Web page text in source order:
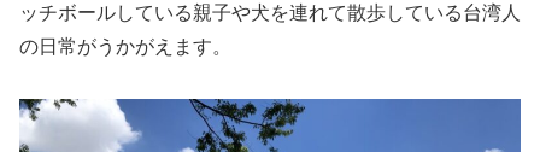
ッチボールしている親子や犬を連れて散歩している台湾人
の日常がうかがえます。